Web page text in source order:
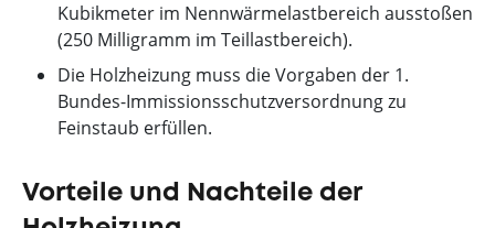
Kubikmeter im Nennwärmelastbereich ausstoßen
(250 Milligramm im Teillastbereich).
Die Holzheizung muss die Vorgaben der 1.
Bundes-Immissionsschutzversordnung zu
Feinstaub erfüllen.
Vorteile und Nachteile der